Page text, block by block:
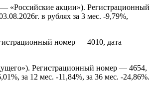
«Российские акции»). Регистрационный
в рублях за 3 мес. -9,79%,
номер — 4010, дата
Регистрационный номер — 4654,
за 12 мес. -11,84%, за 36 мес. -24,86%.